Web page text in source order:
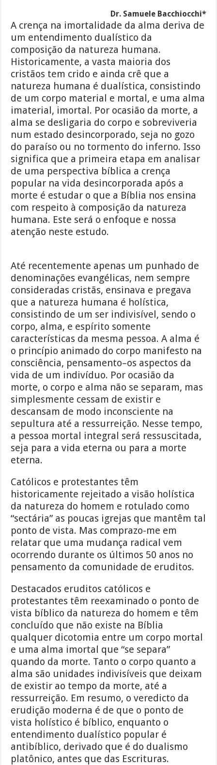
Dr. Samuele Bacchiocchi*
A crença na imortalidade da alma deriva de
um entendimento dualístico da
composição da natureza humana.
Historicamente, a vasta maioria dos
cristãos tem crido e ainda crê que a
natureza humana é dualística, consistindo
de um corpo material e mortal, e uma alma
imaterial, imortal. Por ocasião da morte, a
alma se desligaria do corpo e sobreviveria
num estado desincorporado, seja no gozo
do paraíso ou no tormento do inferno. Isso
significa que a primeira etapa em analisar
de uma perspectiva bíblica a crença
popular na vida desincorporada após a
morte é estudar o que a Bíblia nos ensina
com respeito à composição da natureza
humana. Este será o enfoque e nossa
atenção neste estudo.
Até recentemente apenas um punhado de
denominações evangélicas, nem sempre
consideradas cristãs, ensinava e pregava
que a natureza humana é holística,
consistindo de um ser indivisível, sendo o
corpo, alma, e espírito somente
características da mesma pessoa. A alma é
o princípio animado do corpo manifesto na
consciência, pensamento–os aspectos da
vida de um indivíduo. Por ocasião da
morte, o corpo e alma não se separam, mas
simplesmente cessam de existir e
descansam de modo inconsciente na
sepultura até a ressurreição. Nesse tempo,
a pessoa mortal integral será ressuscitada,
seja para a vida eterna ou para a morte
eterna.
Católicos e protestantes têm
historicamente rejeitado a visão holística
da natureza do homem e rotulado como
“sectária” as poucas igrejas que mantêm tal
ponto de vista. Mas comprazo-me em
relatar que uma mudança radical vem
ocorrendo durante os últimos 50 anos no
pensamento da comunidade de eruditos.
Destacados eruditos católicos e
protestantes têm reexaminado o ponto de
vista bíblico da natureza do homem e têm
concluído que não existe na Bíblia
qualquer dicotomia entre um corpo mortal
e uma alma imortal que “se separa”
quando da morte. Tanto o corpo quanto a
alma são unidades indivisíveis que deixam
de existir ao tempo da morte, até a
ressurreição. Em resumo, o veredicto da
erudição moderna é de que o ponto de
vista holístico é bíblico, enquanto o
entendimento dualístico popular é
antibíblico, derivado que é do dualismo
platônico, antes que das Escrituras.